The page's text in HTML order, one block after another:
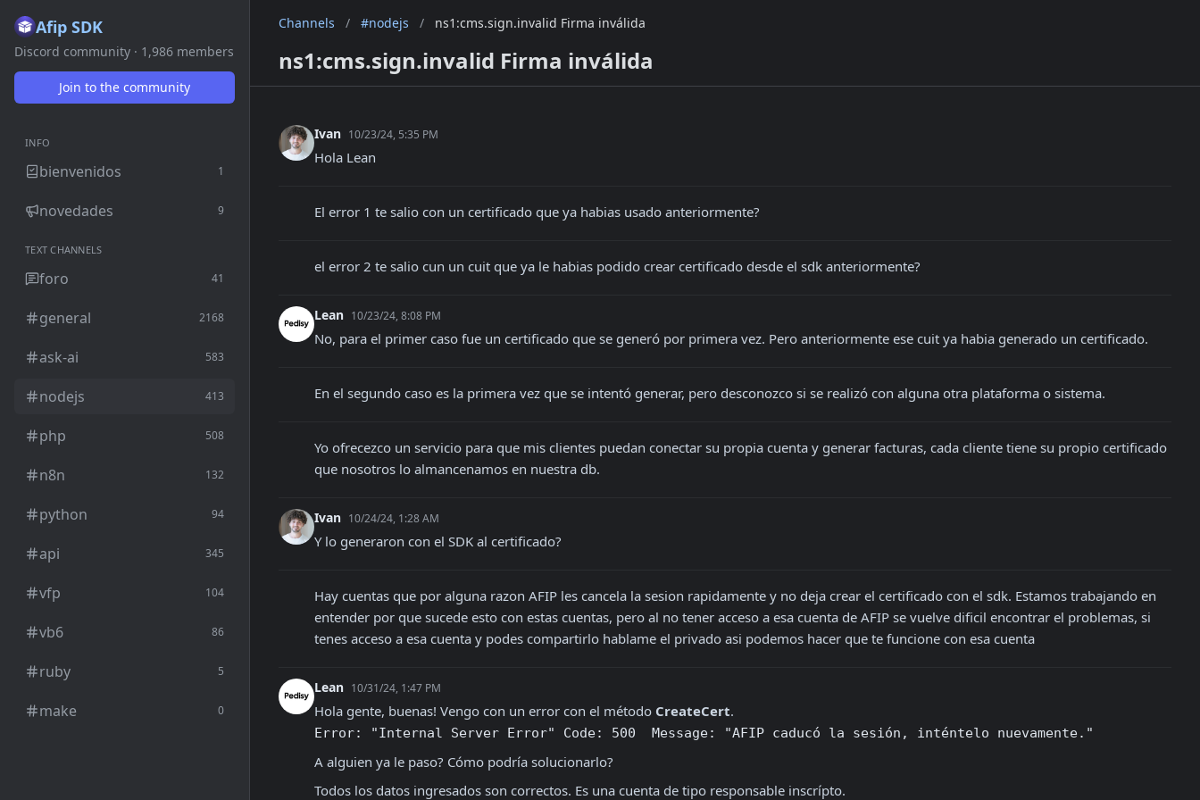
Afip SDK
Discord community · 1,986 members
Join to the community
INFO
bienvenidos 1
novedades 9
TEXT CHANNELS
foro 41
general 2168
ask-ai 583
nodejs 413
php 508
n8n 132
python 94
api 345
vfp 104
vb6 86
ruby 5
make 0
Channels / #nodejs / ns1:cms.sign.invalid Firma inválida
ns1:cms.sign.invalid Firma inválida
Ivan 10/23/24, 5:35 PM
Hola Lean
El error 1 te salio con un certificado que ya habias usado anteriormente?
el error 2 te salio cun un cuit que ya le habias podido crear certificado desde el sdk anteriormente?
Lean 10/23/24, 8:08 PM
No, para el primer caso fue un certificado que se generó por primera vez. Pero anteriormente ese cuit ya habia generado un certificado.
En el segundo caso es la primera vez que se intentó generar, pero desconozco si se realizó con alguna otra plataforma o sistema.
Yo ofrecezco un servicio para que mis clientes puedan conectar su propia cuenta y generar facturas, cada cliente tiene su propio certificado
que nosotros lo almancenamos en nuestra db.
Ivan 10/24/24, 1:28 AM
Y lo generaron con el SDK al certificado?
Hay cuentas que por alguna razon AFIP les cancela la sesion rapidamente y no deja crear el certificado con el sdk. Estamos trabajando en
entender por que sucede esto con estas cuentas, pero al no tener acceso a esa cuenta de AFIP se vuelve dificil encontrar el problemas, si
tenes acceso a esa cuenta y podes compartirlo hablame el privado asi podemos hacer que te funcione con esa cuenta
Lean 10/31/24, 1:47 PM
Hola gente, buenas! Vengo con un error con el método CreateCert
Error: "Internal Server Error" Code: 500  Message: "AFIP caducó la sesión, inténtelo nuevamente."
A alguien ya le paso? Cómo podría solucionarlo?
Todos los datos ingresados son correctos. Es una cuenta de tipo responsable inscrípto.